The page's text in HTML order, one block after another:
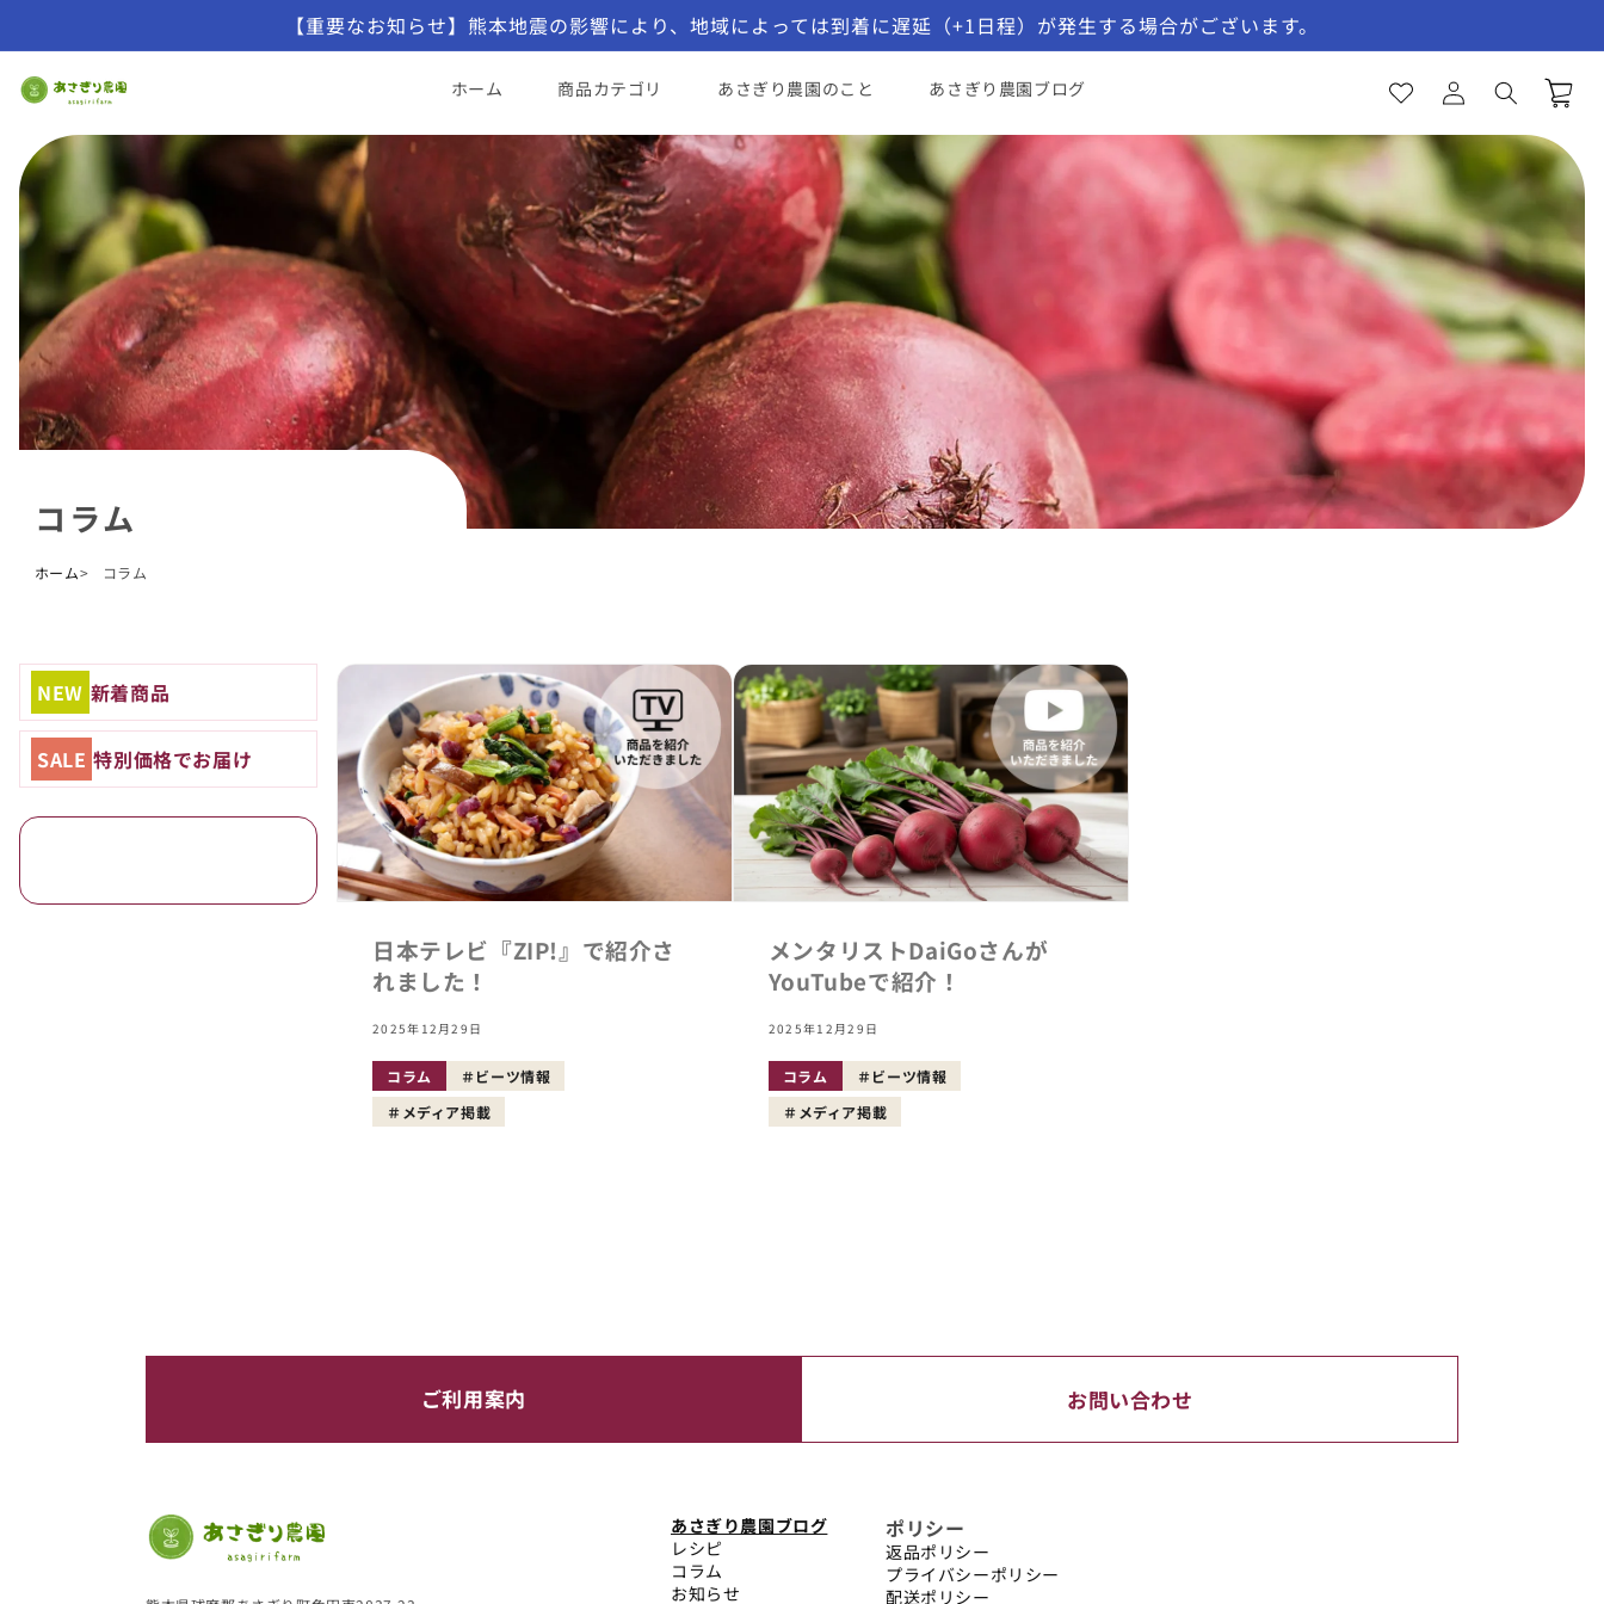
コンテンツに進む
【重要なお知らせ】熊本地震の影響により、地域によっては到着に遅延（+1日程）が発生する場合がございます。
ホーム 商品カテゴリ あさぎり農園のこと あさぎり農園ブログ
気
入
一
ロ
グ
イ
ー
ト
コラム
ホーム コラム
NEW 新着商品
SALE 特別価格でお届け
日本テレビ『ZIP!』で紹介さ
れました！
2025年12月29日
コラム
ビーツ情報
メディア掲載
メンタリストDaiGoさんが
YouTubeで紹介！
2025年12月29日
コラム
ビーツ情報
メディア掲載
ご利用案内 お問い合わせ
あさぎり農園ブログ
レシピ
コラム
お知らせ
ポリシー
返品ポリシー
プライバシーポリシー
配送ポリシー